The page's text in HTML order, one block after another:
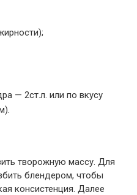
— 2ст.л. или по вкусу
творожную массу. Для
блендером, чтобы
консистенция. Далее